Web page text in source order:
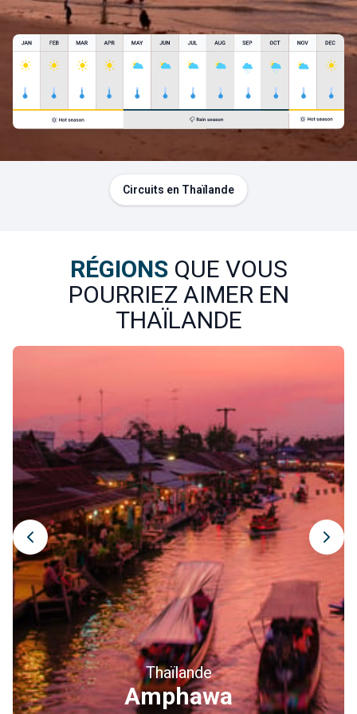
N’hésite pas à piquer une tête, et profiter d’une baignade en
pleine jungle. En continuant ensuite votre balade un peu
plus loin, jusqu’à la Blue Pool
, vous pourrez observer
d’un bleu profond unique.
Puis, à une quinzaine de minutes en voiture de là, on trouve
sources d’eau chaude Khong Thom Nuea
bassins creusés naturellement dans la roche laissent
couler une eau chaude, riche en soufre et en minéraux, ce
qui forme de petites cascades. Cette expérience thermale
notamment après une journée de marche. Détendez vos
muscles et apaisez votre esprit dans cet endroit presque
magique.
Faciles d’accès, nous vous recommandons fortement ces
deux activités qui vous offriront un moment de relaxation
ultime. À faire en couple, en famille ou entre amis, cette
excursion peut se combiner avec une demi-journée de
visite.
Excursion vers les petites îles voisines en bateau
Montez à bord d’un bateau longtail traditionnel pour partir à
la découverte des célèbres 4 îles de Krabi, à une trentaine
de minutes d’Ao Nang. Première halte à Koh Mor et Koh
Tub, deux pitons rocheux reliés par un banc de sable blanc
se créant à marée basse. Un petit coin de paradis aux eaux
turquoise. Puis cap sur Koh Kai, aussi appelé Chicken
Circuits en Thaïlande
RÉGIONS QUE VOUS
POURRIEZ AIMER EN
THAÏLANDE
Thaïlande
Ayutthaya